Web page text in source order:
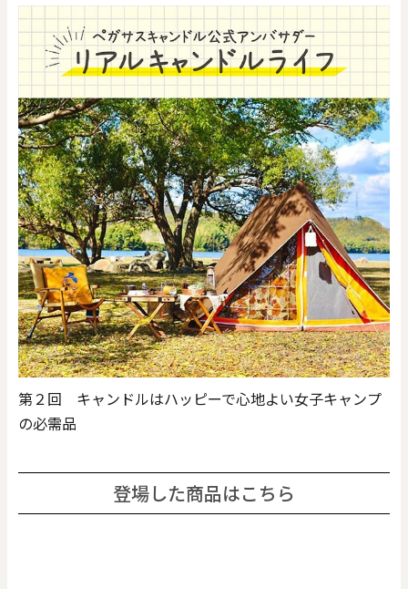
第２回 キャンドルはハッピーで心地よい女子キャンプ
の必需品
登場した商品はこちら